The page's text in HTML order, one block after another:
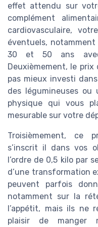
effet attendu sur
complément
cardiovasculaire,
éventuels,
30 et 50 ans
Deuxièmement, le prix
pas mieux investi
des légumineuses
physique qui vous
mesurable sur votre
Troisièmement, ce
s’inscrit il dans vos
l’ordre de 0,5 kilo par
d’une transformation
peuvent parfois
notamment sur la
l’appétit, mais ils ne
plaisir de manger